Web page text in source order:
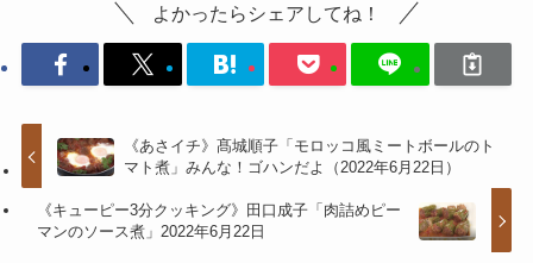
よかったらシェアしてね！
《あさイチ》髙城順子「モロッコ風ミートボールのト
マト煮」みんな！ゴハンだよ（2022年6月22日）
《キューピー3分クッキング》田口成子「肉詰めピー
マンのソース煮」2022年6月22日